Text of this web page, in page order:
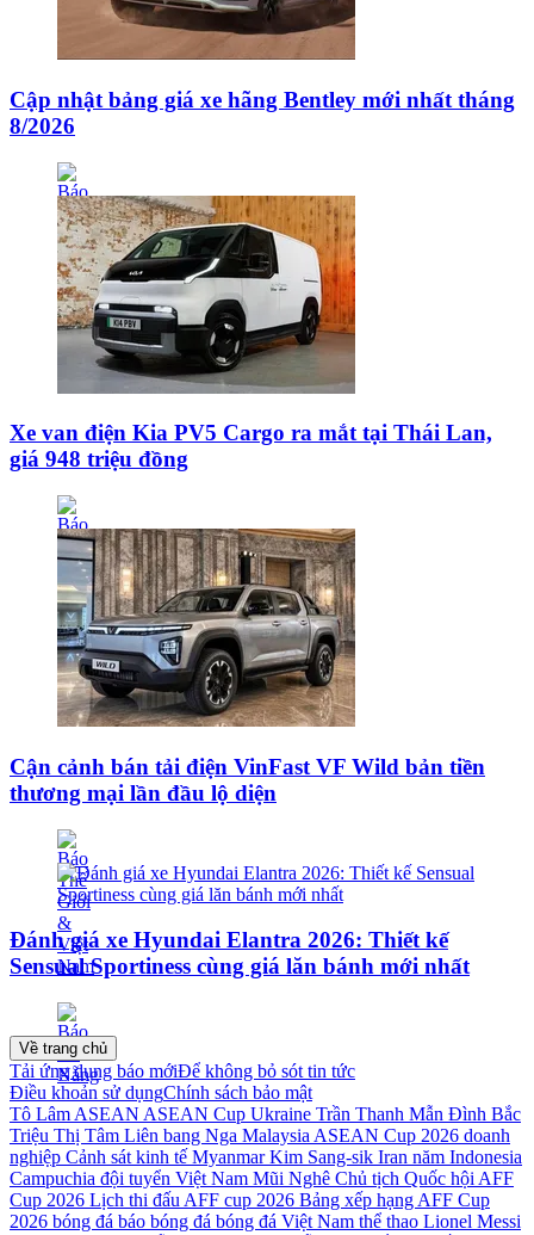
Cập nhật bảng giá xe hãng Bentley mới nhất tháng
8/2026
Xe van điện Kia PV5 Cargo ra mắt tại Thái Lan,
giá 948 triệu đồng
Cận cảnh bán tải điện VinFast VF Wild bản tiền
thương mại lần đầu lộ diện
Đánh giá xe Hyundai Elantra 2026: Thiết kế
Sensual Sportiness cùng giá lăn bánh mới nhất
Về trang chủ
Tải ứng dụng báo mớiĐể không bỏ sót tin tức
Điều khoản sử dụngChính sách bảo mật
Tô Lâm ASEAN ASEAN Cup Ukraine Trần Thanh Mẫn Đình Bắc
Triệu Thị Tâm Liên bang Nga Malaysia ASEAN Cup 2026 doanh
nghiệp Cảnh sát kinh tế Myanmar Kim Sang-sik Iran năm Indonesia
Campuchia đội tuyển Việt Nam Mũi Nghê Chủ tịch Quốc hội AFF
Cup 2026 Lịch thi đấu AFF cup 2026 Bảng xếp hạng AFF Cup
2026 bóng đá báo bóng đá bóng đá Việt Nam thể thao Lionel Messi